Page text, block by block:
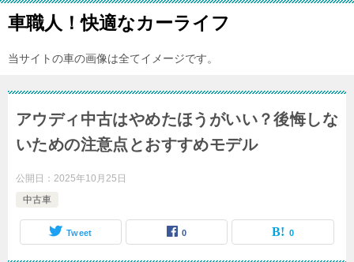
車職人！快適なカーライフ
当サイトの車の画像は全てイメージです。
アウディ中古はやめたほうがいい？後悔しな
いための注意点とおすすめモデル
公開日： 2025年10月25日
中古車
Tweet 0 0